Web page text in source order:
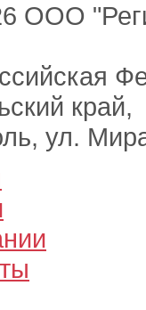
ООО
край,
ул.